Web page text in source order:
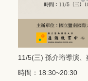
11/5(三) 孫介珩導演
時間：18:30~20:30